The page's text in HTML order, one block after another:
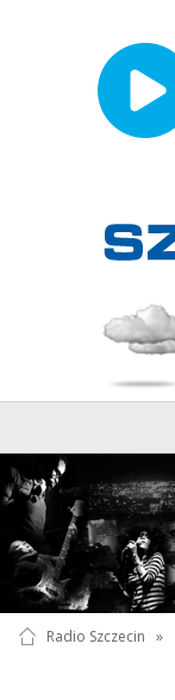
Radio Szczecin »